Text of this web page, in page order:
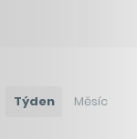
Týden Měsíc